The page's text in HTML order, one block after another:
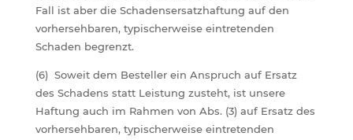
Fall ist aber die Schadensersatzhaftung auf den
vorhersehbaren, typischerweise eintretenden
Schaden begrenzt.
(6) Soweit dem Besteller ein Anspruch auf Ersatz
des Schadens statt Leistung zusteht, ist unsere
Haftung auch im Rahmen von Abs. (3) auf Ersatz des
vorhersehbaren, typischerweise eintretenden